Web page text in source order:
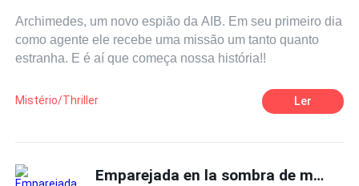
reclamarla con una dura verdad: que él nunca la
rechazó? Fue su hermano gemelo celoso. Ella ha
construido su exitosa vida basada en mentiras. Ahora
sobre todo después de que su presencia traiga consigo
una impactante revelación: que ella es una diosa loba
Archimedes, um novo espião da AIB. Em seu primeiro dia
como agente ele recebe uma missão um tanto quanto
estranha. E é aí que começa nossa história!!
Mistério/Thriller Ler
Emparejada en la sombra de mi hermana